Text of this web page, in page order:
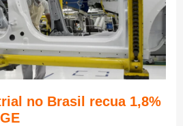
no Brasil recua 1,8%